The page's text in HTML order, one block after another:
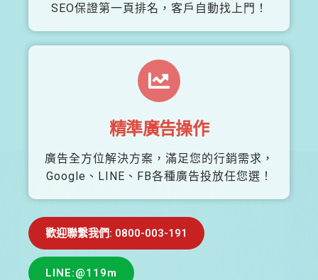
SEO保證第一頁排名，客戶自動找上門！
精準廣告操作
廣告全方位解決方案，滿足您的行銷需求，
Google、LINE、FB各種廣告投放任您選！
歡迎聯繫我們: 0800-003-191
LINE:@119m